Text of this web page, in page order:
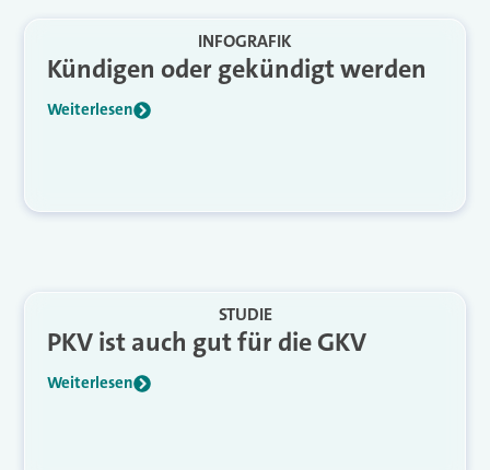
INFOGRAFIK
Kündigen oder gekündigt werden
Weiterlesen
STUDIE
PKV ist auch gut für die GKV
Weiterlesen